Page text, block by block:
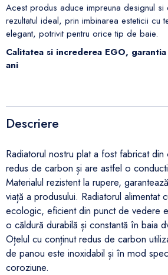
Acest produs aduce impreuna designul si
rezultatul ideal, prin imbinarea esteticii cu
elegant, potrivit pentru orice tip de baie.
Calitatea si increderea EGO,
ani
Descriere
Radiatorul nostru plat a fost fabricat
redus de carbon și are astfel o
Materialul rezistent la rupere,
viață a produsului. Radiatorul alimentat
ecologic, eficient din punct de vedere
o căldură durabilă și constantă în baia
Oțelul cu conținut redus de carbon
de panou este inoxidabil și în mod
coroziune.